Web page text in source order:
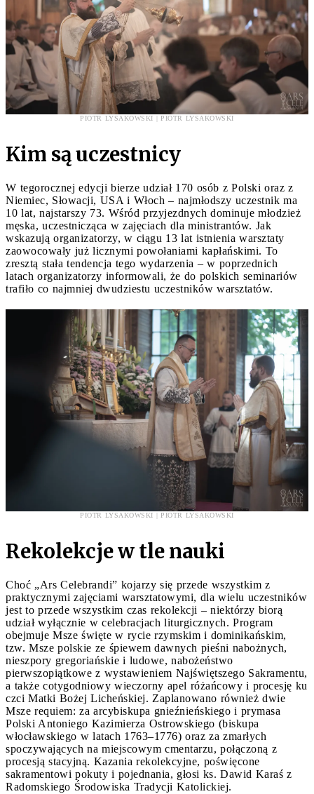
PIOTR LYSAKOWSKI | PIOTR LYSAKOWSKI
Kim są uczestnicy
W tegorocznej edycji bierze udział 170 osób z Polski oraz z
Niemiec, Słowacji, USA i Włoch – najmłodszy uczestnik ma
10 lat, najstarszy 73. Wśród przyjezdnych dominuje młodzież
męska, uczestnicząca w zajęciach dla ministrantów. Jak
wskazują organizatorzy, w ciągu 13 lat istnienia warsztaty
zaowocowały już licznymi powołaniami kapłańskimi. To
zresztą stała tendencja tego wydarzenia – w poprzednich
latach organizatorzy informowali, że do polskich seminariów
trafiło co najmniej dwudziestu uczestników warsztatów.
PIOTR LYSAKOWSKI | PIOTR LYSAKOWSKI
Rekolekcje w tle nauki
Choć „Ars Celebrandi” kojarzy się przede wszystkim z
praktycznymi zajęciami warsztatowymi, dla wielu uczestników
jest to przede wszystkim czas rekolekcji – niektórzy biorą
udział wyłącznie w celebracjach liturgicznych. Program
obejmuje Msze święte w rycie rzymskim i dominikańskim,
tzw. Msze polskie ze śpiewem dawnych pieśni nabożnych,
nieszpory gregoriańskie i ludowe, nabożeństwo
pierwszopiątkowe z wystawieniem Najświętszego Sakramentu,
a także cotygodniowy wieczorny apel różańcowy i procesję ku
czci Matki Bożej Licheńskiej. Zaplanowano również dwie
Msze requiem: za arcybiskupa gnieźnieńskiego i prymasa
Polski Antoniego Kazimierza Ostrowskiego (biskupa
włocławskiego w latach 1763–1776) oraz za zmarłych
spoczywających na miejscowym cmentarzu, połączoną z
procesją stacyjną. Kazania rekolekcyjne, poświęcone
sakramentowi pokuty i pojednania, głosi ks. Dawid Karaś z
Radomskiego Środowiska Tradycji Katolickiej.